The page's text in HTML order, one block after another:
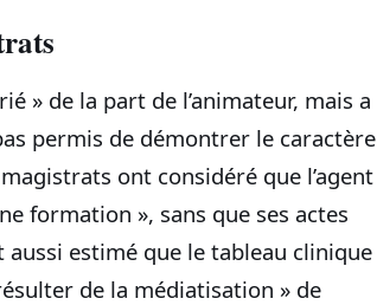
» de la part de l’animateur, mais a
permis de démontrer le caractère
ont considéré que l’agent
formation », sans que ses actes
estimé que le tableau clinique
de la médiatisation » de